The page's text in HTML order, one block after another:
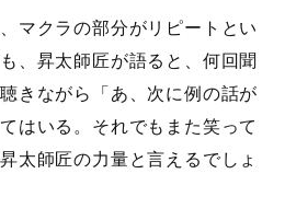
マクラの部分がリピートとい
、昇太師匠が語ると、何回聞
きながら「あ、次に例の話が
はいる。それでもまた笑って
太師匠の力量と言えるでしょ